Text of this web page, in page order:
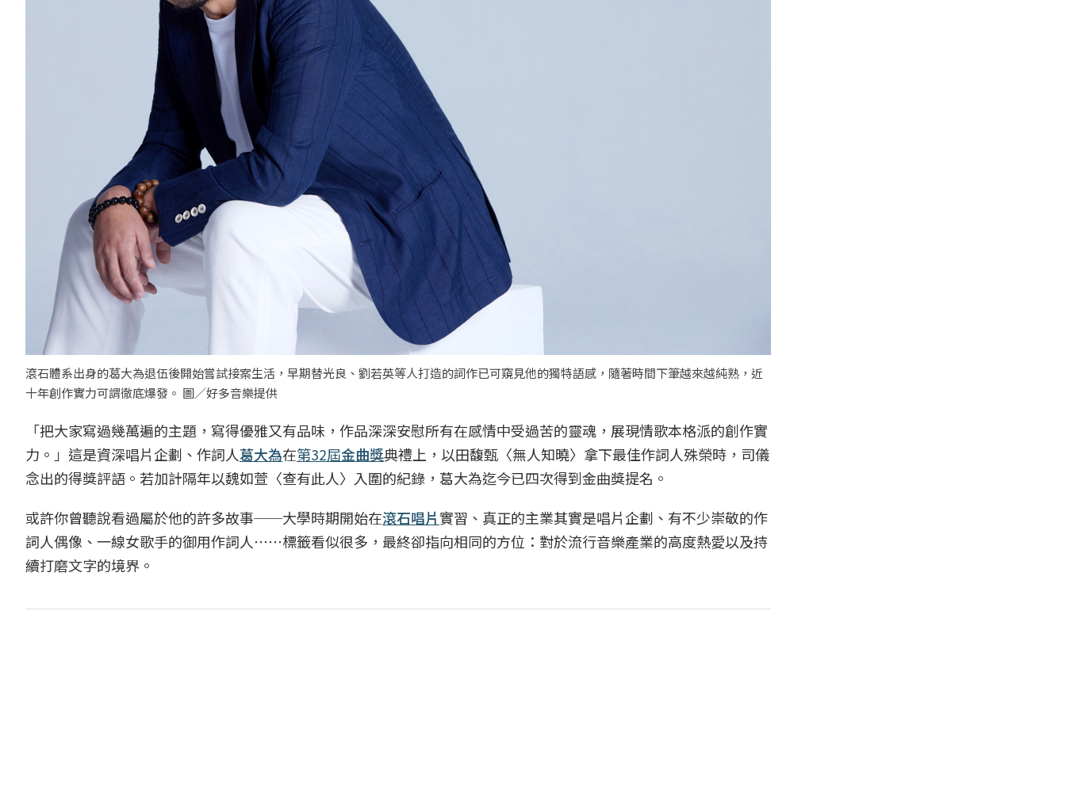
滾石體系出身的葛大為退伍後開始嘗試接案生活，早期替光良、劉若英等人打造的詞作已可窺見他的獨特語感，隨著時間下筆越來越純熟，近
十年創作實力可謂徹底爆發。 圖／好多音樂提供
「把大家寫過幾萬遍的主題，寫得優雅又有品味，作品深深安慰所有在感情中受過苦的靈魂，展現情歌本格派的創作實
力。」這是資深唱片企劃、作詞人葛大為在第32屆金曲獎典禮上，以田馥甄〈無人知曉〉拿下最佳作詞人殊榮時，司儀
念出的得獎評語。若加計隔年以魏如萱〈查有此人〉入圍的紀錄，葛大為迄今已四次得到金曲獎提名。
或許你曾聽說看過屬於他的許多故事──大學時期開始在滾石唱片實習、真正的主業其實是唱片企劃、有不少崇敬的作
詞人偶像、一線女歌手的御用作詞人⋯⋯標籤看似很多，最終卻指向相同的方位：對於流行音樂產業的高度熱愛以及持
續打磨文字的境界。